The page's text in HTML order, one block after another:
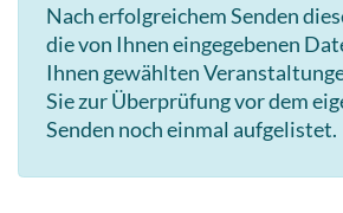
Nach erfolgreichem Senden
die von Ihnen eingegebenen
Ihnen gewählten
Sie zur Überprüfung vor dem
Senden noch einmal aufgelistet.